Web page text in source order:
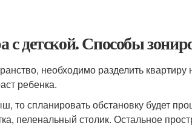
с детской. Способы
необходимо разделить квартиру
ребенка.
спланировать обстановку будет
пеленальный столик. Остальное